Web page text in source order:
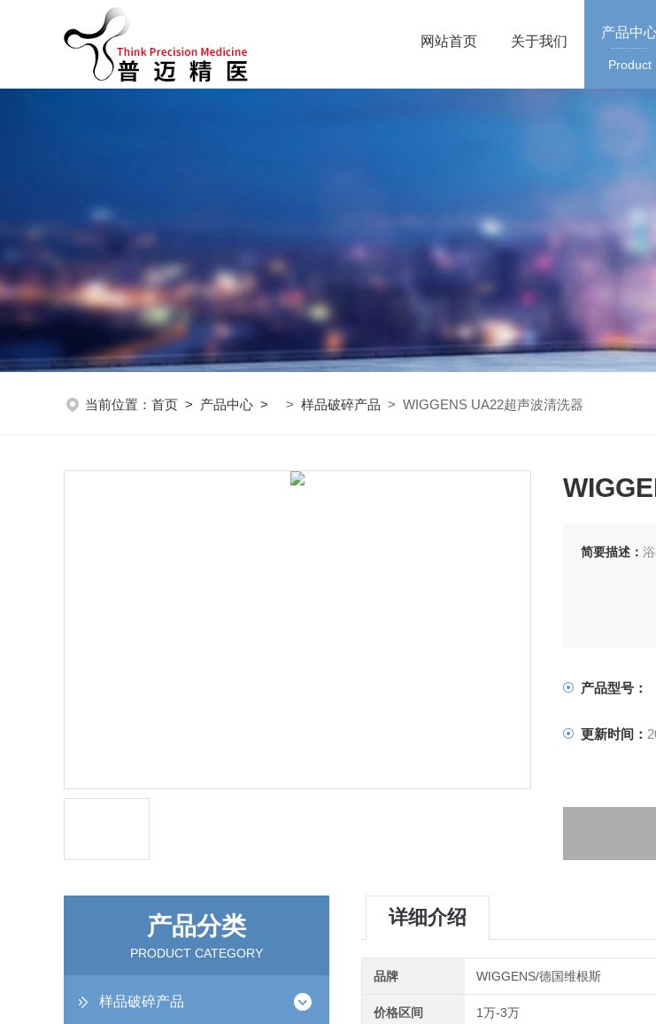
网站首页 关于我们
产品中
Product
当前位置： 首页 > 产品中心 > > 样品破碎产品 > WIGGENS UA22超声波清洗器
简要描述：
产品型号：
更新时间：
产品分类
PRODUCT CATEGORY
样品破碎产品
详细介绍
品牌 WIGGENS/德国维根斯
价格区间 1万-3万